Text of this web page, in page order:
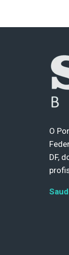
O
DF,